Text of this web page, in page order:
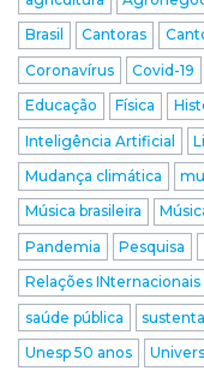
Brasil
Cantoras
Coronavírus
Covid-19
Educação
Física
Inteligência Artificial
Mudança climática
Música brasileira
Pandemia
Pesquisa
Relações INternacionais
saúde pública
Unesp 50 anos